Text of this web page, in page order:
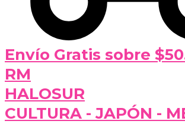
Envío Gratis sobre
RM
HALOSUR
CULTURA - JAPÓN -